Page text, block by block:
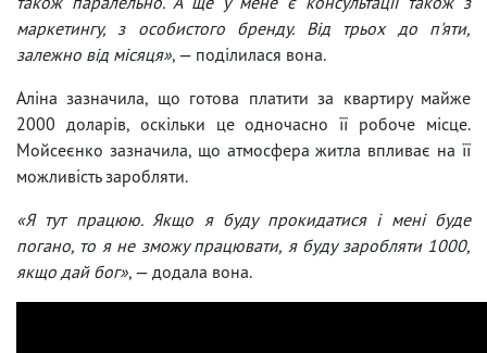
маркетингу, з особистого бренду. Від трьох до п'яти,
залежно від місяця», — поділилася вона.
Аліна зазначила, що готова платити за квартиру майже
2000 доларів, оскільки це одночасно її робоче місце.
Мойсеєнко зазначила, що атмосфера житла впливає на її
можливість заробляти.
«Я тут працюю. Якщо я буду прокидатися і мені буде
погано, то я не зможу працювати, я буду заробляти 1000,
якщо дай бог», — додала вона.